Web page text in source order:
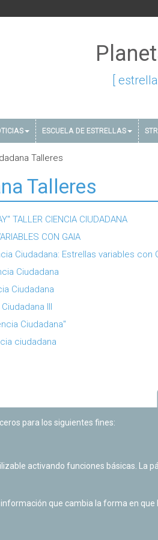
[
ESCUELA DE ESTRELLAS
Talleres
Talleres
TALLER CIENCIA CIUDADANA
CON GAIA
Ciudadana: Estrellas variables con
Ciudadana
Ciudadana
III
Ciudadana"
ciudadana
para los siguientes fines:
activando funciones básicas. La
que cambia la forma en